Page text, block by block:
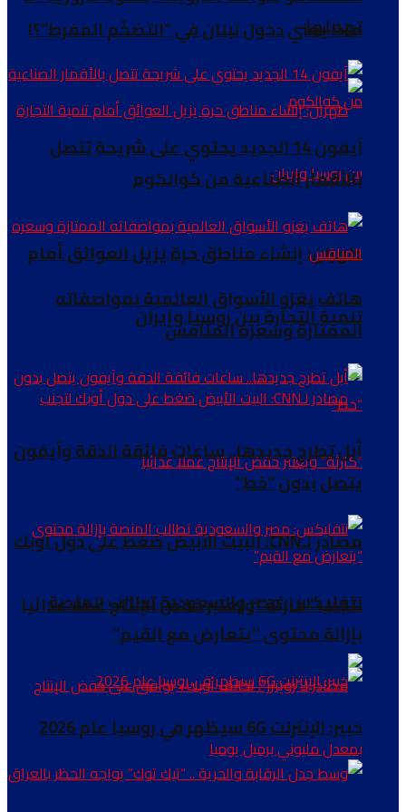
ماذا يعني دخول لبنان في “التضخّم المفرط”؟!
طهران: إنشاء مناطق حرة يزيل العوائق أمام
تنمية التجارة بین روسيا وإيران
مصادر لـCNN: البيت الأبيض ضغط على دول أوبك
لتجنب “كارثة” ويعتبر خفض الإنتاج عملا عدائيا
تهملها
آيفون 14 الجديد يحتوي على شريحة تتصل
بالأقمار الصناعية من كوالكوم
هاتف يغزو الأسواق العالمية بمواصفاته
الممتازة وسعره المنافس
أبل تطرح جديدها.. ساعات فائقة الدقة وآيفون
يتصل بدون “خط”
نتفليكس: مصر والسعودية تطالب المنصة
بإزالة محتوى “يتعارض مع القيم”
خبير: الإنترنت 6G سيظهر في روسيا عام 2026